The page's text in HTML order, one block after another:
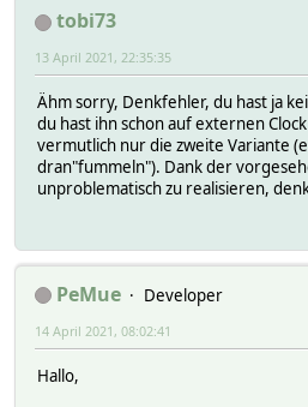
tobi73
13 April 2021, 22:35:35
Ähm sorry, Denkfehler, du hast ja
du hast ihn schon auf externen
vermutlich nur die zweite Variante
dran"fummeln"). Dank der
unproblematisch zu realisieren,
PeMue
Developer
14 April 2021, 08:02:41
Hallo,